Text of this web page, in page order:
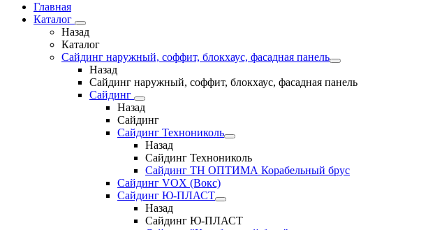
Главная
Каталог
Назад
Каталог
Сайдинг наружный, соффит, блокхаус, фасадная панель
Назад
Сайдинг наружный, соффит, блокхаус, фасадная панель
Сайдинг
Назад
Сайдинг
Сайдинг Технониколь
Назад
Сайдинг Технониколь
Сайдинг ТН ОПТИМА Корабельный брус
Сайдинг VOX (Вокс)
Сайдинг Ю-ПЛАСТ
Назад
Сайдинг Ю-ПЛАСТ